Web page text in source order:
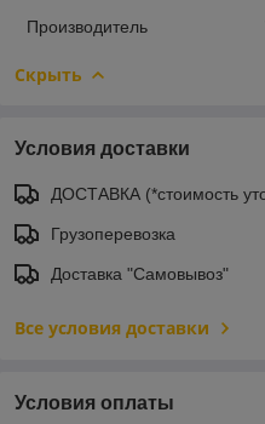
Производитель
Скрыть
Условия доставки
ДОСТАВКА (*стоимость
Грузоперевозка
Доставка "Самовывоз"
Все условия доставки
Условия оплаты